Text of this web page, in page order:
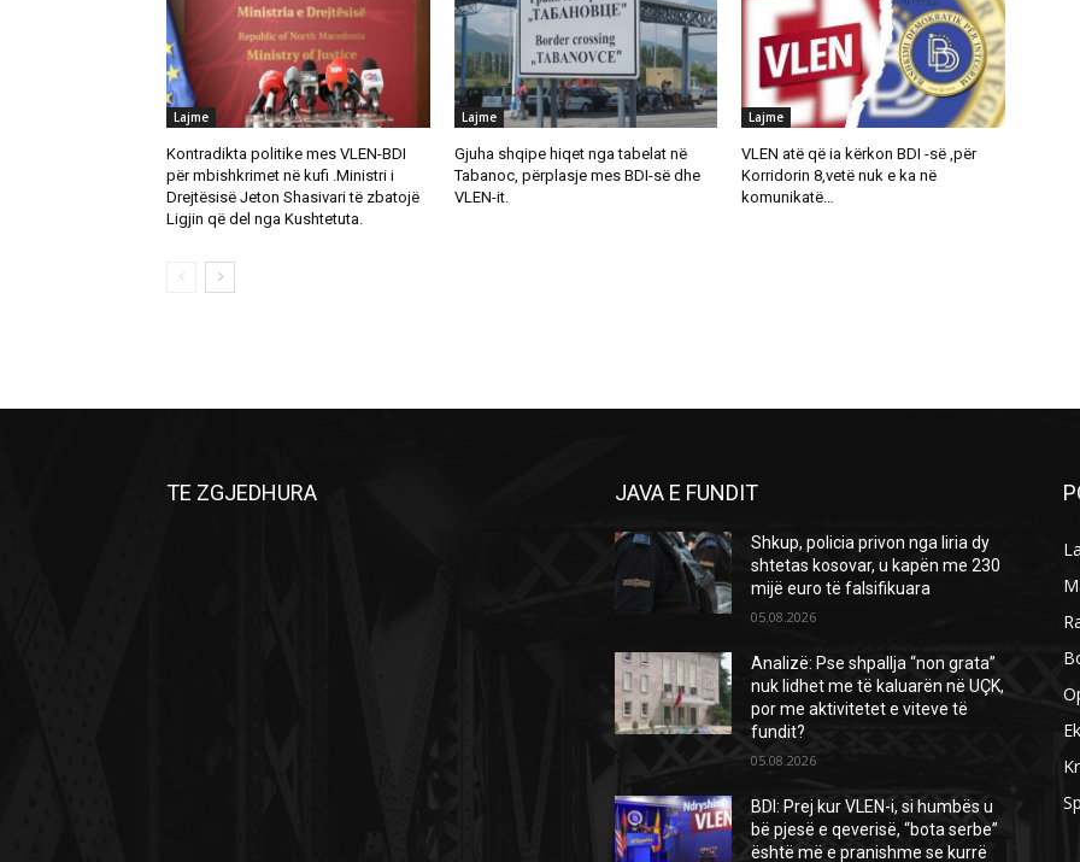
Lajme
Kontradikta politike mes VLEN-BDI
për mbishkrimet në kufi .Ministri i
Drejtësisë Jeton Shasivari të zbatojë
Ligjin që del nga Kushtetuta.
Lajme
Gjuha shqipe hiqet nga tabelat në
Tabanoc, përplasje mes BDI-së dhe
VLEN-it.
Lajme
VLEN atë që ia kërkon BDI -së ,për
Korridorin 8,vetë nuk e ka në
komunikatë…
TE ZGJEDHURA JAVA E FUNDIT
Shkup, policia privon nga liria dy
shtetas kosovar, u kapën me 230
mijë euro të falsifikuara
05.08.2026
Analizë: Pse shpallja “non grata”
nuk lidhet me të kaluarën në UÇK,
por me aktivitetet e viteve të
fundit?
05.08.2026
BDI: Prej kur VLEN-i, si humbës u
bë pjesë e qeverisë, “bota serbe”
është më e pranishme se kurrë